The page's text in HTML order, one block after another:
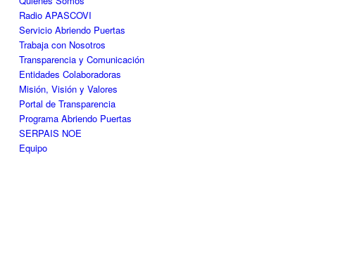
Radio APASCOVI
Servicio Abriendo Puertas
Trabaja con Nosotros
Transparencia y Comunicación
Entidades Colaboradoras
Misión, Visión y Valores
Portal de Transparencia
Programa Abriendo Puertas
SERPAIS NOE
Equipo